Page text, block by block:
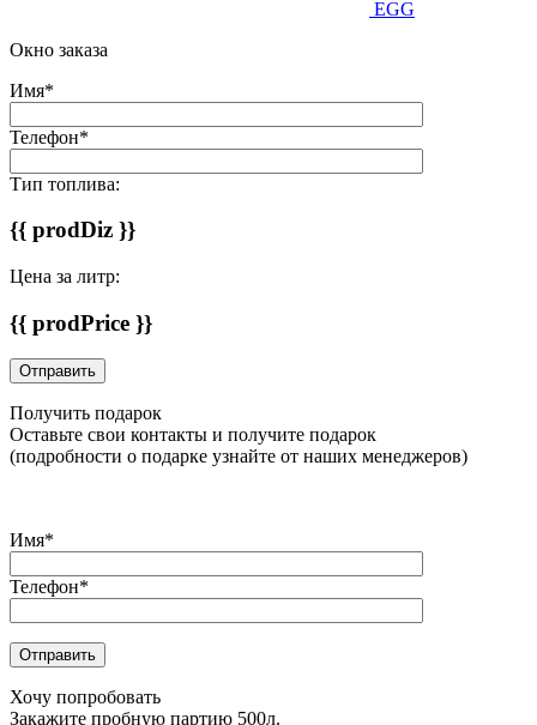
EGG
Окно заказа
Имя*
Телефон*
Тип топлива:
{{ prodDiz }}
Цена за литр:
{{ prodPrice }}
Получить подарок
Оставьте свои контакты и получите подарок
(подробности о подарке узнайте от наших менеджеров)
Имя*
Телефон*
Хочу попробовать
Закажите пробную партию 500л.